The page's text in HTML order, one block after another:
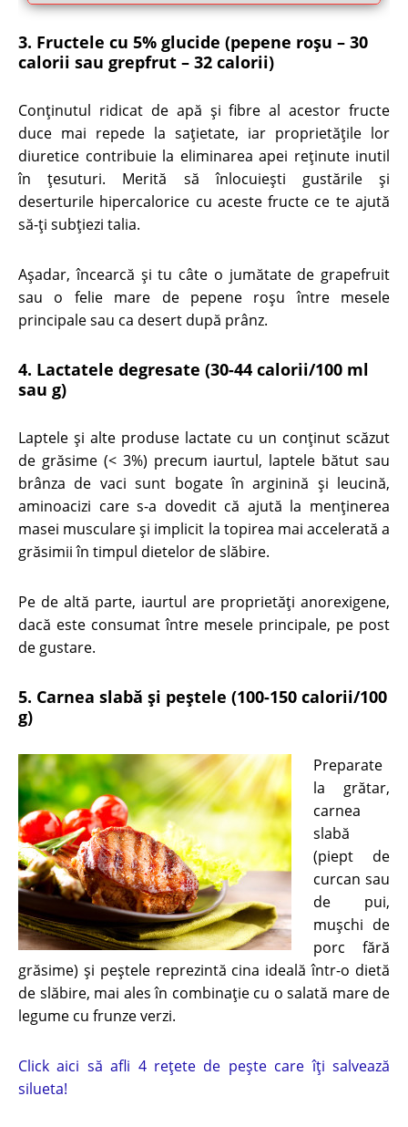
3. Fructele cu 5% glucide (pepene roşu – 30
calorii sau grepfrut – 32 calorii)
Conținutul ridicat de apă şi fibre al acestor fructe
duce mai repede la saţietate, iar proprietăţile lor
diuretice contribuie la eliminarea apei reţinute inutil
în ţesuturi. Merită să înlocuieşti gustările şi
deserturile hipercalorice cu aceste fructe ce te ajută
să-ţi subţiezi talia.
Aşadar, încearcă şi tu câte o jumătate de grapefruit
sau o felie mare de pepene roşu între mesele
principale sau ca desert după prânz.
4. Lactatele degresate (30-44 calorii/100 ml
sau g)
Laptele şi alte produse lactate cu un conținut scăzut
de grăsime (< 3%) precum iaurtul, laptele bătut sau
brânza de vaci sunt bogate în arginină şi leucină,
aminoacizi care s-a dovedit că ajută la menţinerea
masei musculare şi implicit la topirea mai accelerată a
grăsimii în timpul dietelor de slăbire.
Pe de altă parte, iaurtul are proprietăţi anorexigene,
dacă este consumat între mesele principale, pe post
de gustare.
5. Carnea slabă şi peştele (100-150 calorii/100
g)
Preparate
la grătar,
carnea
slabă
(piept de
curcan sau
de pui,
mușchi de
porc fără
grăsime) și peștele reprezintă cina ideală într-o dietă
de slăbire, mai ales în combinație cu o salată mare de
legume cu frunze verzi.
Click aici să afli 4 rețete de pește care îți salvează
silueta!